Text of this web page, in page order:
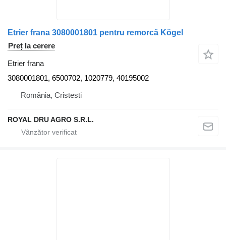
Etrier frana 3080001801 pentru remorcă Kögel
Preț la cerere
Etrier frana
3080001801, 6500702, 1020779, 40195002
România, Cristesti
ROYAL DRU AGRO S.R.L.